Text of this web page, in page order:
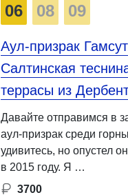
06 08 09
Аул-призрак
Салтинская
террасы из
Давайте отправимся в
аул-призрак среди
удивитесь, но опустел
в 2015 году. Я …
3700